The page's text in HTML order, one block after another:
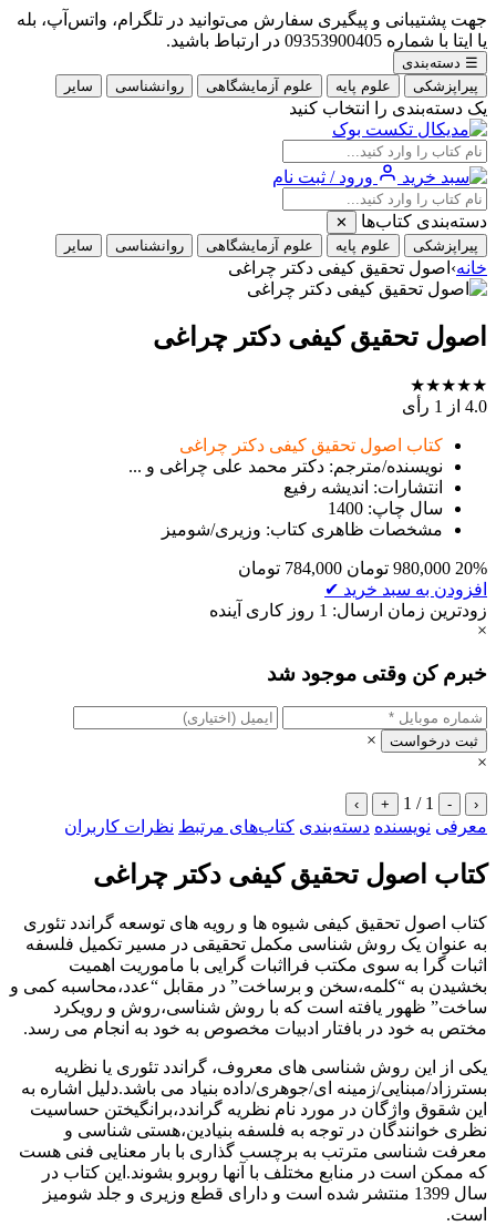
جهت پشتیبانی و پیگیری سفارش می‌توانید در تلگرام، واتس‌آپ، بله
یا ایتا با شماره 09353900405 در ارتباط باشید.
☰ دسته‌بندی
پیراپزشکی
علوم پایه علوم آزمایشگاهی روانشناسی سایر
یک دسته‌بندی را انتخاب کنید
ورود / ثبت نام
دسته‌بندی کتاب‌ها
✕
پیراپزشکی
علوم پایه علوم آزمایشگاهی روانشناسی سایر
خانه› اصول تحقیق کیفی دکتر چراغی
اصول تحقیق کیفی دکتر چراغی
★
★
★
★
★
4.0 از 1 رأی
کتاب اصول تحقیق کیفی دکتر چراغی
نویسنده/مترجم: دکتر محمد علی چراغی و ...
انتشارات: اندیشه رفیع
سال چاپ: 1400
مشخصات ظاهری کتاب: وزیری/شومیز
20%
980,000 تومان 784,000 تومان
افزودن به سبد خرید ✔
زودترین زمان ارسال: 1 روز کاری آینده
×
خبرم کن وقتی موجود شد
ثبت درخواست
×
×
‹
-
1 / 1
+
›
معرفی نویسنده دسته‌بندی کتاب‌های مرتبط نظرات کاربران
کتاب اصول تحقیق کیفی دکتر چراغی
کتاب اصول تحقیق کیفی شیوه ها و رویه های توسعه گراندد تئوری
به عنوان یک روش شناسی مکمل تحقیقی در مسیر تکمیل فلسفه
اثبات گرا به سوی مکتب فرااثبات گرایی با ماموریت اهمیت
بخشیدن به “کلمه،سخن و برساخت” در مقابل “عدد،محاسبه کمی و
ساخت” ظهور یافته است که با روش شناسی،روش و رویکرد
مختص به خود در بافتار ادبیات مخصوص به خود به انجام می رسد.
یکی از این روش شناسی های معروف، گراندد تئوری یا نظریه
بسترزاد/مبنایی/زمینه ای/جوهری/داده بنیاد می باشد.دلیل اشاره به
این شقوق واژگان در مورد نام نظریه گراندد،برانگیختن حساسیت
نظری خوانندگان در توجه به فلسفه بنیادین،هستی شناسی و
معرفت شناسی مترتب به برچسب گذاری با بار معنایی فنی هست
که ممکن است در منابع مختلف با آنها روبرو بشوند.این کتاب در
سال 1399 منتشر شده است و دارای قطع وزیری و جلد شومیز
است.